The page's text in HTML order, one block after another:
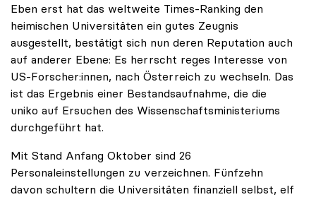
Eben erst hat das weltweite Times-Ranking den
heimischen Universitäten ein gutes Zeugnis
ausgestellt, bestätigt sich nun deren Reputation auch
auf anderer Ebene: Es herrscht reges Interesse von
US-Forscher:innen, nach Österreich zu wechseln. Das
ist das Ergebnis einer Bestandsaufnahme, die die
uniko auf Ersuchen des Wissenschaftsministeriums
durchgeführt hat.
Mit Stand Anfang Oktober sind 26
Personaleinstellungen zu verzeichnen. Fünfzehn
davon schultern die Universitäten finanziell selbst, elf